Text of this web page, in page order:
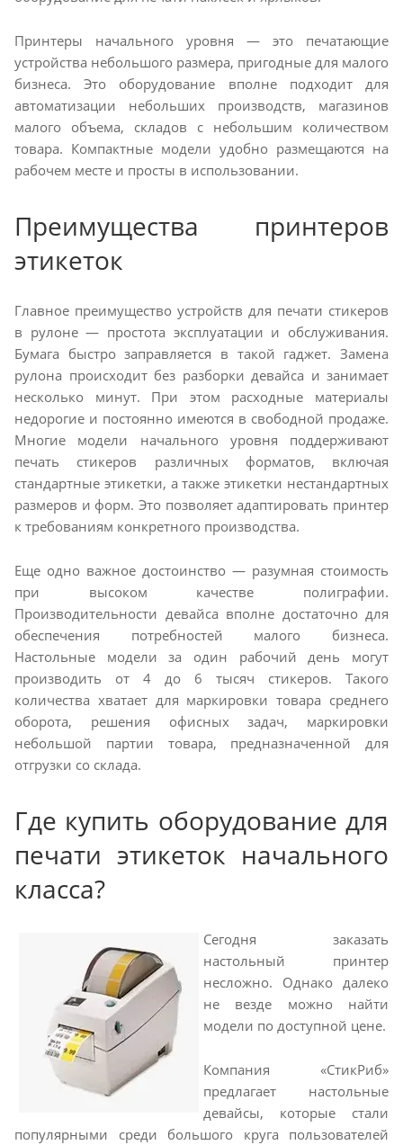
Принтеры начального уровня — это печатающие
устройства небольшого размера, пригодные для малого
бизнеса. Это оборудование вполне подходит для
автоматизации небольших производств, магазинов
малого объема, складов с небольшим количеством
товара. Компактные модели удобно размещаются на
рабочем месте и просты в использовании.
Преимущества принтеров
этикеток
Главное преимущество устройств для печати стикеров
в рулоне — простота эксплуатации и обслуживания.
Бумага быстро заправляется в такой гаджет. Замена
рулона происходит без разборки девайса и занимает
несколько минут. При этом расходные материалы
недорогие и постоянно имеются в свободной продаже.
Многие модели начального уровня поддерживают
печать стикеров различных форматов, включая
стандартные этикетки, а также этикетки нестандартных
размеров и форм. Это позволяет адаптировать принтер
к требованиям конкретного производства.
Еще одно важное достоинство — разумная стоимость
при высоком качестве полиграфии.
Производительности девайса вполне достаточно для
обеспечения потребностей малого бизнеса.
Настольные модели за один рабочий день могут
производить от 4 до 6 тысяч стикеров. Такого
количества хватает для маркировки товара среднего
оборота, решения офисных задач, маркировки
небольшой партии товара, предназначенной для
отгрузки со склада.
Где купить оборудование для
печати этикеток начального
класса?
Сегодня заказать
настольный принтер
несложно. Однако далеко
не везде можно найти
модели по доступной цене.
Компания «СтикРиб»
предлагает настольные
девайсы, которые стали
популярными среди большого круга пользователей